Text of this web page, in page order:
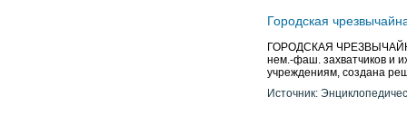
Городская
ГОРОДСКАЯ
нем.-фаш. захватчиков и
учреждениям, создана
Источник: